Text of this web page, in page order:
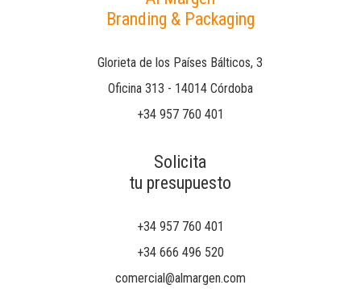
Branding & Packaging
Glorieta de los Países Bálticos, 3
Oficina 313 - 14014 Córdoba
+34 957 760 401
Solicita
tu presupuesto
+34 957 760 401
+34 666 496 520
comercial@almargen.com